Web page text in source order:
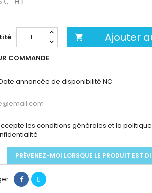
 Ajouter
COMMANDE
annoncée de disponibilité NC
les conditions générales et la
PRÉVENEZ-MOI LORSQUE LE PRODUIT EST